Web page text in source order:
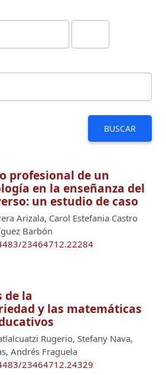
BUSCAR
profesional de un
en la enseñanza del
un estudio de caso
Arizala, Carol Estefania Castro
Barbón
23464712.22284
de la
y las matemáticas
Rugerio, Stefany Nava,
Andrés Fraguela
23464712.24329